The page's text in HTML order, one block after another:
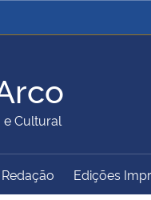
Justiça e
Educação
Turismo
e Cultural
Edições